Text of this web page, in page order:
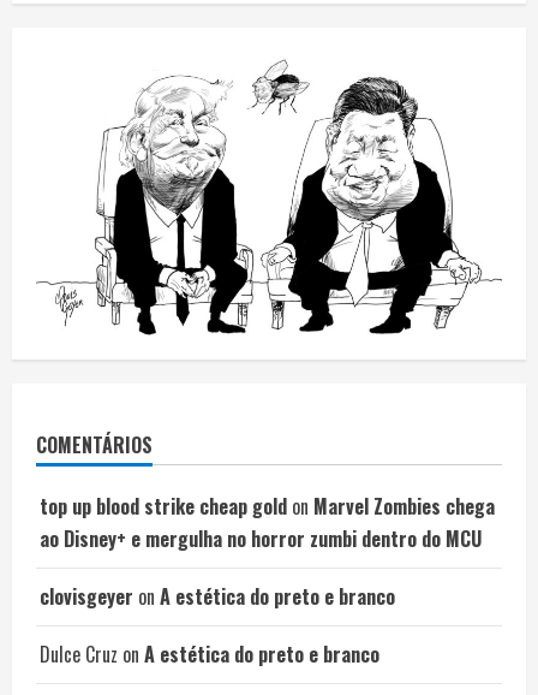
COMENTÁRIOS
top up blood strike cheap gold on Marvel Zombies chega
ao Disney+ e mergulha no horror zumbi dentro do MCU
clovisgeyer on A estética do preto e branco
Dulce Cruz on A estética do preto e branco